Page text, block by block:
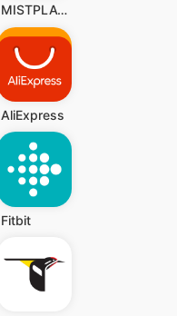
MISTPLAY: Play to Earn Money
AliExpress
Fitbit